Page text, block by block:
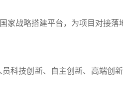
战略搭建平台，为项目对接落
科技创新、自主创新、高端创